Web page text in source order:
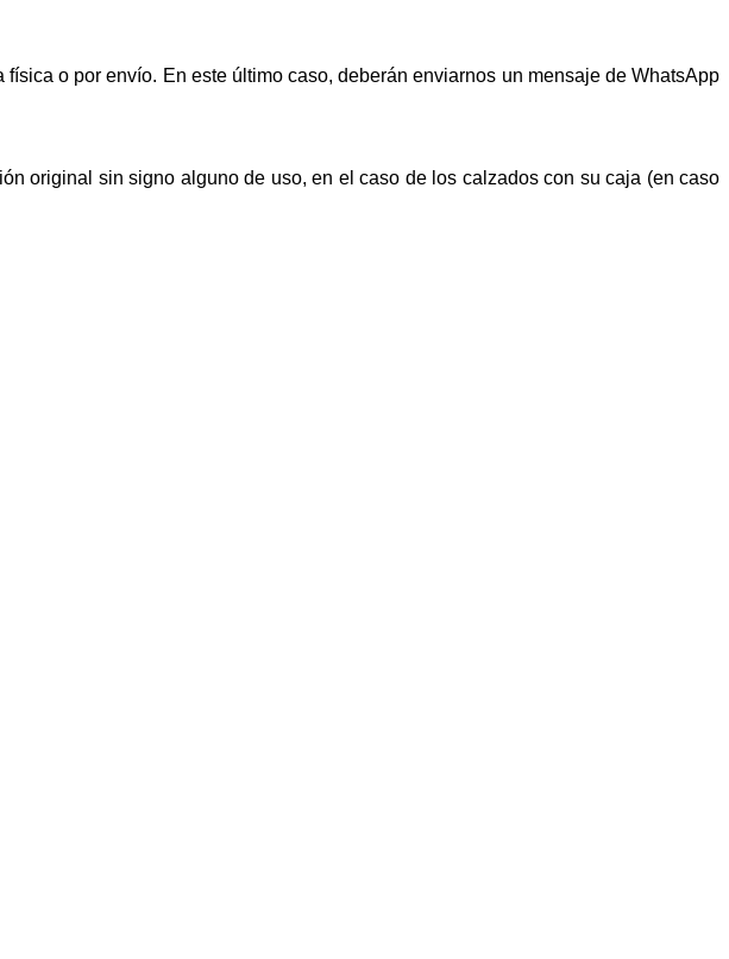
o por envío. En este último caso, deberán enviarnos un mensaje de WhatsApp
original sin signo alguno de uso, en el caso de los calzados con su caja (en caso